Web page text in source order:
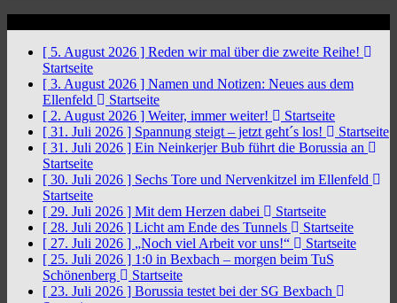
[ 5. August 2026 ] Reden wir mal über die zweite Reihe!
Startseite
[ 3. August 2026 ] Namen und Notizen: Neues aus dem
Ellenfeld
Startseite
[ 2. August 2026 ] Weiter, immer weiter!
Startseite
[ 31. Juli 2026 ] Spannung steigt – jetzt geht´s los!
Startseite
[ 31. Juli 2026 ] Ein Neinkerjer Bub führt die Borussia an
Startseite
[ 30. Juli 2026 ] Sechs Tore und Nervenkitzel im Ellenfeld
Startseite
[ 29. Juli 2026 ] Mit dem Herzen dabei
Startseite
[ 28. Juli 2026 ] Licht am Ende des Tunnels
Startseite
[ 27. Juli 2026 ] „Noch viel Arbeit vor uns!“
Startseite
[ 25. Juli 2026 ] 1:0 in Bexbach – morgen beim TuS
Schönenberg
Startseite
[ 23. Juli 2026 ] Borussia testet bei der SG Bexbach